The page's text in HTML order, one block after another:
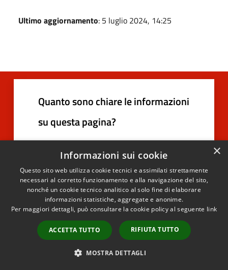
Ultimo aggiornamento: 5 luglio 2024, 14:25
Quanto sono chiare le informazioni
su questa pagina?
Contatta il comune
Leggi le domande frequenti
×
Informazioni sui cookie
Questo sito web utilizza cookie tecnici e assimilati strettamente
necessari al corretto funzionamento e alla navigazione del sito,
nonché un cookie tecnico analitico al solo fine di elaborare
informazioni statistiche, aggregate e anonime.
Per maggiori dettagli, può consultare la cookie policy al seguente link
ACCETTA TUTTO RIFIUTA TUTTO
MOSTRA DETTAGLI